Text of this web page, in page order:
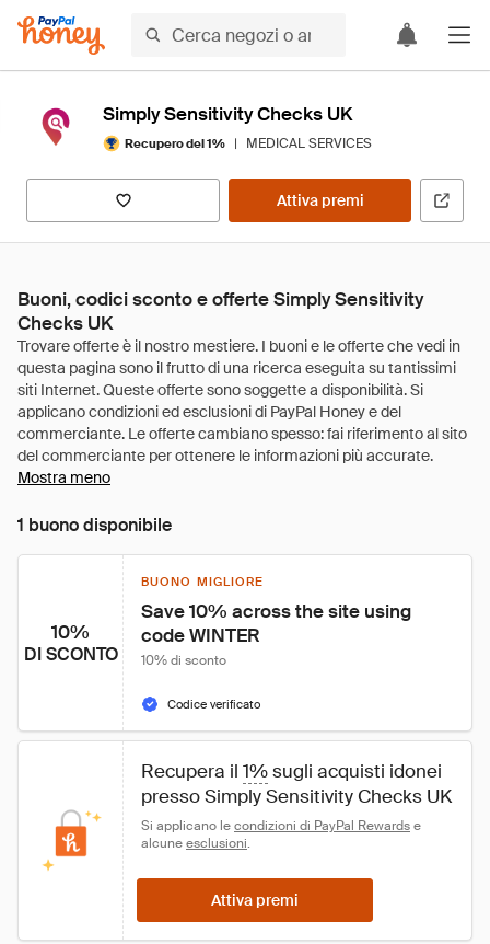
Simply Sensitivity Checks UK
Recupero del 1% | MEDICAL SERVICES
Attiva premi
Buoni, codici sconto e offerte Simply Sensitivity
Checks UK
Mostra meno
1 buono disponibile
10%
DI SCONTO
BUONO MIGLIORE
Save 10% across the site using
code WINTER
10% di sconto
Codice verificato
Recupera il 1% sugli acquisti idonei
presso Simply Sensitivity Checks UK
Si applicano le condizioni di PayPal Rewards e
alcune esclusioni.
Attiva premi